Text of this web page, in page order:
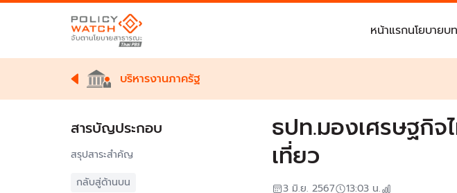
หน้าแรกนโยบายบ
บริหารงานภาครัฐ
สารบัญประกอบ
สรุปสาระสำคัญ
กลับสู่ด้านบน
ธปท.มองเศรษฐกิ
เที่ยว
3 มิ.ย. 2567 13:03 น.